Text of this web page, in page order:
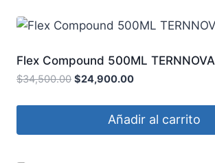
Flex Compound 500ML TERNNOVA
$34,500.00 $24,900.00
Añadir al carrito